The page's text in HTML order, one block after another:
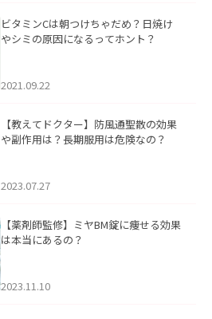
ビタミンCは朝つけちゃだめ？日焼け
やシミの原因になるってホント？
2021.09.22
【教えてドクター】防風通聖散の効果
や副作用は？長期服用は危険なの？
2023.07.27
【薬剤師監修】ミヤBM錠に痩せる効果
は本当にあるの？
2023.11.10